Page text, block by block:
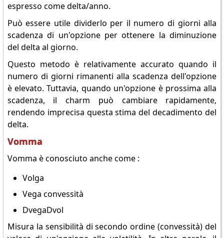
espresso come delta/anno.
Può essere utile dividerlo per il numero di giorni alla
scadenza di un'opzione per ottenere la diminuzione
del delta al giorno.
Questo metodo è relativamente accurato quando il
numero di giorni rimanenti alla scadenza dell'opzione
è elevato. Tuttavia, quando un'opzione è prossima alla
scadenza, il charm può cambiare rapidamente,
rendendo imprecisa questa stima del decadimento del
delta.
Vomma
Vomma è conosciuto anche come :
Volga
Vega convessità
DvegaDvol
Misura la sensibilità di secondo ordine (convessità) del